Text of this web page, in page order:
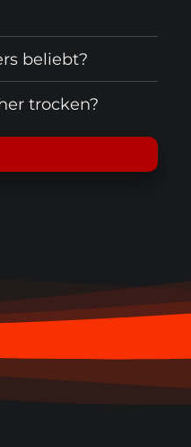
beliebt?
trocken?